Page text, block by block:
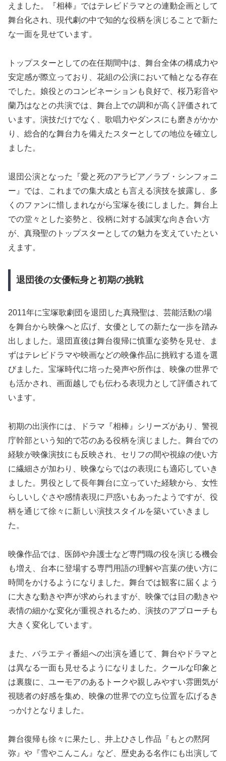
えました。『相棒』ではテレビドラマとの連動企画として
舞台化され、現代劇の中で知的な役柄を演じることで新た
な一面を見せています。
トップスターとしての在任期間中は、舞台全体の構成力や
安定感が際立っており、花組の公演において軸となる存在
でした。娘役とのコンビネーションも良好で、桜乃彩音や
蘭乃はなとの共演では、舞台上での調和が高く評価されて
います。演技だけでなく、歌唱力やダンスにも磨きがかか
り、総合的な舞台力を備えたスターとしての地位を確立し
ました。
退団公演となった『愛と死のアラビア／ラブ・シンフォニ
ー』では、これまでの集大成とも言える演技を披露し、多
くのファンに惜しまれながら宝塚を後にしました。舞台上
での堂々とした姿勢と、役柄に対する誠実な向き合い方
が、真飛聖のトップスターとしての魅力を支えていたとい
えます。
退団後の女優転身と初期の挑戦
2011年に宝塚歌劇団を退団した真飛聖は、芸能活動の場
を舞台から映像へと広げ、女優としての新たな一歩を踏み
出しました。退団直後は舞台復帰に慎重な姿勢を見せ、ま
ずはテレビドラマや映画などの映像作品に挑戦する道を選
びました。宝塚時代に培った発声や所作は、映像の世界で
も活かされ、画面越しでも伝わる表現力として評価されて
います。
初期の出演作には、ドラマ『相棒』シリーズがあり、警視
庁幹部という知的で芯のある役柄を演じました。舞台での
経験が映像演技にも反映され、セリフの間や視線の使い方
に繊細さが加わり、映像ならではの表現にも適応していき
ました。男役として長年舞台に立っていた経験から、女性
らしいしぐさや感情表現に戸惑いもあったようですが、役
柄を通じて徐々に新しい演技スタイルを築いていきまし
た。
映像作品では、医師や弁護士など専門職の役を演じる機会
も増え、台本に登場する専門用語の理解や言葉の使い方に
時間をかけるようになりました。舞台では観客に届くよう
に大きな動きや声が求められますが、映像では目の動きや
表情の細かな変化が重視されるため、演技のアプローチも
大きく変化しています。
また、バラエティ番組への出演を通じて、舞台やドラマと
は異なる一面も見せるようになりました。クールな印象と
は裏腹に、ユーモアのあるトークや親しみやすい雰囲気が
視聴者の好感を集め、映像の世界での立ち位置を広げるき
っかけとなりました。
舞台復帰も徐々に果たし、井上ひさし作品『もとの黙阿
弥』や『雪やこんこん』など、歴史ある名作にも出演して